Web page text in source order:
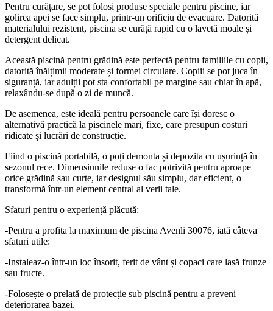
Pentru curățare, se pot folosi produse speciale pentru piscine, iar
golirea apei se face simplu, printr-un orificiu de evacuare. Datorită
materialului rezistent, piscina se curăță rapid cu o lavetă moale și
detergent delicat.
Această piscină pentru grădină este perfectă pentru familiile cu copii,
datorită înălțimii moderate și formei circulare. Copiii se pot juca în
siguranță, iar adulții pot sta confortabil pe margine sau chiar în apă,
relaxându-se după o zi de muncă.
De asemenea, este ideală pentru persoanele care își doresc o
alternativă practică la piscinele mari, fixe, care presupun costuri
ridicate și lucrări de construcție.
Fiind o piscină portabilă, o poți demonta și depozita cu ușurință în
sezonul rece. Dimensiunile reduse o fac potrivită pentru aproape
orice grădină sau curte, iar designul său simplu, dar eficient, o
transformă într-un element central al verii tale.
Sfaturi pentru o experiență plăcută:
-Pentru a profita la maximum de piscina Avenli 30076, iată câteva
sfaturi utile:
-Instaleaz-o într-un loc însorit, ferit de vânt și copaci care lasă frunze
sau fructe.
-Folosește o prelată de protecție sub piscină pentru a preveni
deteriorarea bazei.